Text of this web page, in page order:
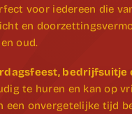
voor iedereen die
en
oud.
bedrijfsuitje
te huren en kan op
een onvergetelijke tijd